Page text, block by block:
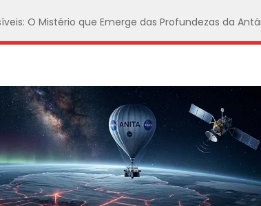
O Mistério que Emerge das Profundezas da